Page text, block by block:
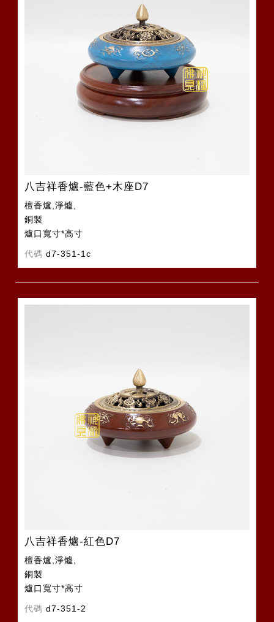
八吉祥香爐-藍色+木座D7
檀香爐,淨爐,
銅製
爐口寬寸*高寸
代碼 d7-351-1c
八吉祥香爐-紅色D7
檀香爐,淨爐,
銅製
爐口寬寸*高寸
代碼 d7-351-2